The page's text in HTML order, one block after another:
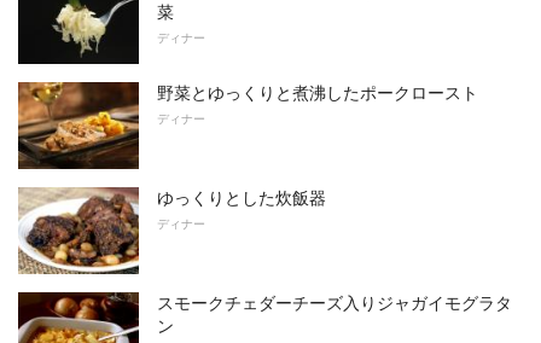
菜
ディナー
野菜とゆっくりと煮沸したポークロースト
ディナー
ゆっくりとした炊飯器
ディナー
スモークチェダーチーズ入りジャガイモグラタ
ン